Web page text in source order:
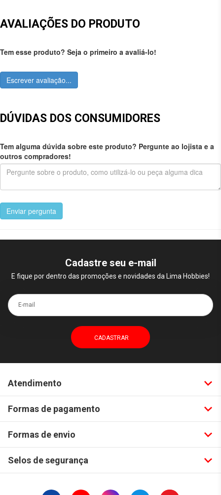
AVALIAÇÕES DO PRODUTO
Tem esse produto? Seja o primeiro a avaliá-lo!
Escrever avaliação...
DÚVIDAS DOS CONSUMIDORES
Tem alguma dúvida sobre este produto? Pergunte ao lojista e a
outros compradores!
Enviar pergunta
Cadastre seu e-mail
E fique por dentro das promoções e novidades da Lima Hobbies!
E-mail
Atendimento
Formas de pagamento
Formas de envio
Selos de segurança